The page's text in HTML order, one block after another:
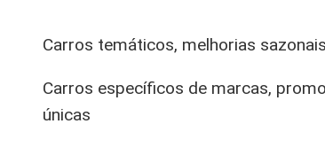
Carros temáticos, melhorias sazonais
Carros específicos de marcas,
únicas